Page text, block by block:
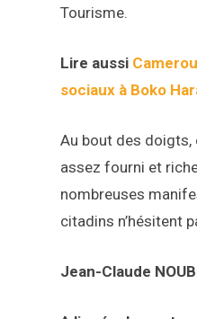
Tourisme.
Lire aussi
sociaux à Boko
Au bout des doigts,
assez fourni et
nombreuses
citadins n’hésitent
Jean-Claude